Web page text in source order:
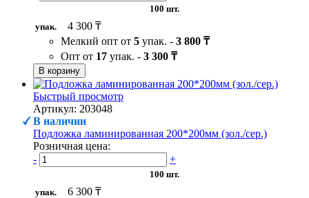
100 шт.
упак.
4 300 ₸
Мелкий опт от 5 упак. - 3 800 ₸
Опт от 17 упак. - 3 300 ₸
В корзину
Быстрый просмотр
Артикул: 203048
В наличии
Подложка ламинированная 200*200мм (зол./сер.)
Розничная цена:
-
+
100 шт.
упак.
6 300 ₸